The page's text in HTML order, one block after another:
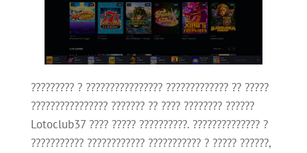
????????? ? ???????????????? ????????????? ?? ?????
???????????????? ??????? ?? ???? ???????? ??????
Lotoclub37 ???? ????? ??????????. ?????????????? ?
??????????? ???????????? ??????????? ? ????? ??????,